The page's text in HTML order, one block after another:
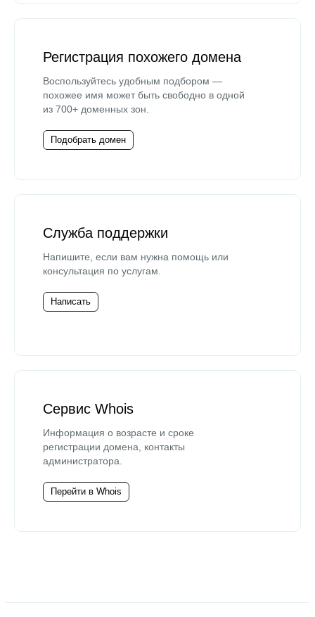
Регистрация похожего домена
Воспользуйтесь удобным подбором —
похожее имя может быть свободно в одной
из 700+ доменных зон.
Подобрать домен
Служба поддержки
Напишите, если вам нужна помощь или
консультация по услугам.
Написать
Сервис Whois
Информация о возрасте и сроке
регистрации домена, контакты
администратора.
Перейти в Whois